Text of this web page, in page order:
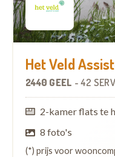
Het Veld
2440 GEEL - 42
2-kamer flats te
8 foto's
(*) prijs voor